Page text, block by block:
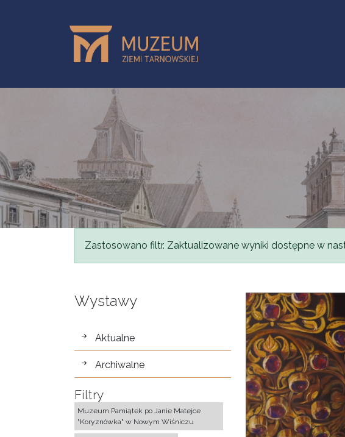
Komunikat
Zastosowano filtr. Zaktualizowane wyniki dostępne w
Wystawy
wystawy
Aktualne
Archiwalne
Filtry
Muzeum Pamiątek po Janie Matejce
"Koryznówka" w Nowym Wiśniczu